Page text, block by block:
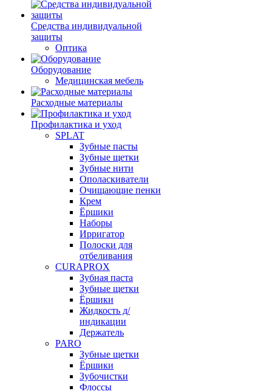
Средства индивидуальной
защиты
Оптика
Оборудование
Медицинская мебель
Расходные материалы
Профилактика и уход
SPLAT
Зубные пасты
Зубные щетки
Зубные нити
Ополаскиватели
Очищающие пенки
Крем
Ёршики
Наборы
Ирригатор
Полоски для
отбеливания
CURAPROX
Зубная паста
Зубные щетки
Ёршики
Жидкость д/
индикации
Держатель
PARO
Зубные щетки
Ёршики
Зубочистки
Флоссы